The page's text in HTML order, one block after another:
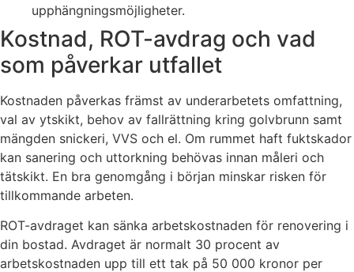
upphängningsmöjligheter.
Kostnad, ROT-avdrag och vad
som påverkar utfallet
Kostnaden påverkas främst av underarbetets omfattning,
val av ytskikt, behov av fallrättning kring golvbrunn samt
mängden snickeri, VVS och el. Om rummet haft fuktskador
kan sanering och uttorkning behövas innan måleri och
tätskikt. En bra genomgång i början minskar risken för
tillkommande arbeten.
ROT-avdraget kan sänka arbetskostnaden för renovering i
din bostad. Avdraget är normalt 30 procent av
arbetskostnaden upp till ett tak på 50 000 kronor per